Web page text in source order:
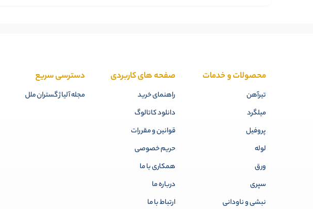
محصولات و خدمات
تیرآهن
میلگرد
پروفیل
لوله
ورق
سپری
نبشی و ناودانی
صفحه های کاربردی
راهنمای خرید
دانلود کاتالوگ
قوانین و مقررات
حریم خصوصی
همکاری با ما
درباره ما
ارتباط با ما
دسترسی سریع
مجله آلیاژ گستران ملل